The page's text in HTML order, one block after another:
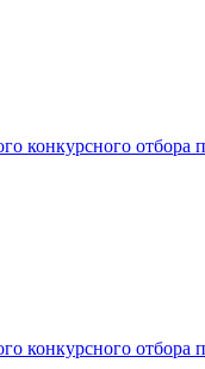
конкурсного отбора
конкурсного отбора